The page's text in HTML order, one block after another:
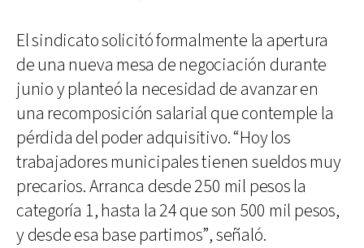
El sindicato solicitó formalmente la apertura
de una nueva mesa de negociación durante
junio y planteó la necesidad de avanzar en
una recomposición salarial que contemple la
pérdida del poder adquisitivo. “Hoy los
trabajadores municipales tienen sueldos muy
precarios. Arranca desde 250 mil pesos la
categoría 1, hasta la 24 que son 500 mil pesos,
y desde esa base partimos”, señaló.